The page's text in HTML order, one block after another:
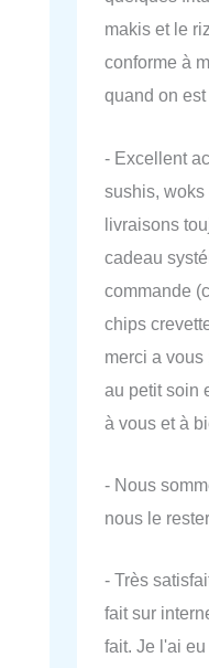
makis et le
conforme à
quand on
- Excellent
sushis, woks
livraisons
cadeau
commande
chips
merci a vous
au petit soin
à vous et à
- Nous
nous le
- Très
fait sur
fait. Je l'ai